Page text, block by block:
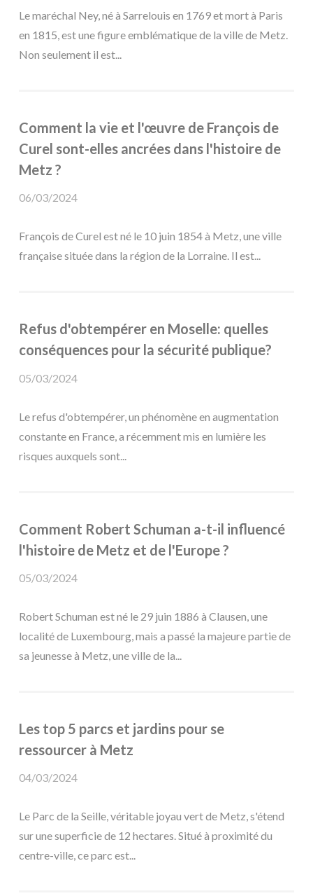
Le maréchal Ney, né à Sarrelouis en 1769 et mort à Paris
en 1815, est une figure emblématique de la ville de Metz.
Non seulement il est...
Comment la vie et l'œuvre de François de
Curel sont-elles ancrées dans l'histoire de
Metz ?
06/03/2024
François de Curel est né le 10 juin 1854 à Metz, une ville
française située dans la région de la Lorraine. Il est...
Refus d'obtempérer en Moselle: quelles
conséquences pour la sécurité publique?
05/03/2024
Le refus d'obtempérer, un phénomène en augmentation
constante en France, a récemment mis en lumière les
risques auxquels sont...
Comment Robert Schuman a-t-il influencé
l'histoire de Metz et de l'Europe ?
05/03/2024
Robert Schuman est né le 29 juin 1886 à Clausen, une
localité de Luxembourg, mais a passé la majeure partie de
sa jeunesse à Metz, une ville de la...
Les top 5 parcs et jardins pour se
ressourcer à Metz
04/03/2024
Le Parc de la Seille, véritable joyau vert de Metz, s'étend
sur une superficie de 12 hectares. Situé à proximité du
centre-ville, ce parc est...